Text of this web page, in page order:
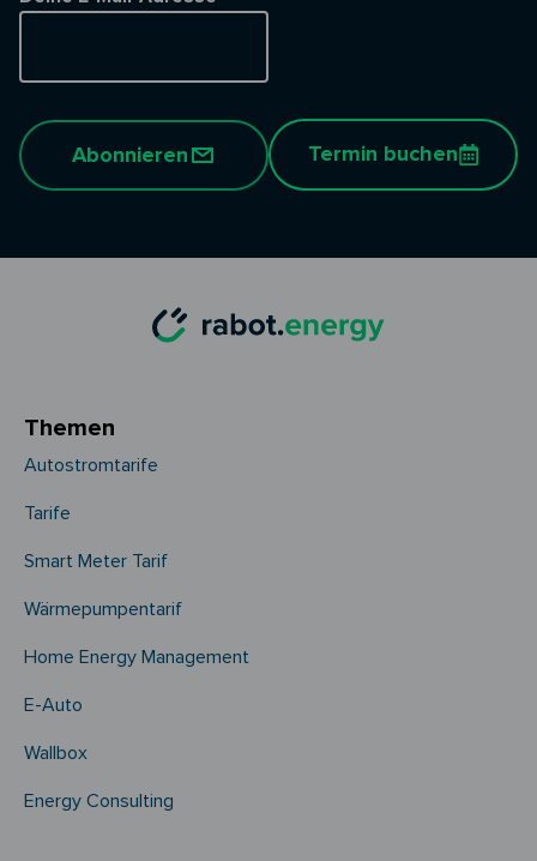
Abonnieren Termin buchen
Themen
Autostromtarife
Tarife
Smart Meter Tarif
Wärmepumpentarif
Home Energy Management
E-Auto
Wallbox
Energy Consulting